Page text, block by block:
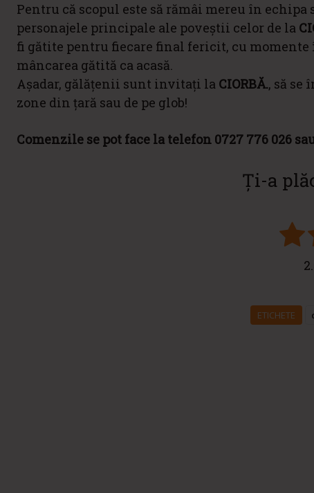
Pentru că scopul este să rămâi mereu în
personajele principale ale poveștii celor de la
fi gătite pentru fiecare final fericit, cu
mâncarea gătită ca acasă.
Așadar, gălățenii sunt invitați la CIORBĂ., să se
zone din țară sau de pe glob!
Comenzile se pot face la telefon 0727 776 026
Ți-a
ETICHETE